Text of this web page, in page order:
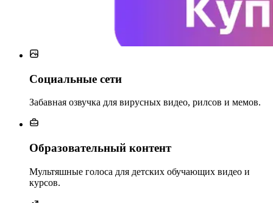
Социальные сети
Забавная озвучка для вирусных видео, рилсов и мемов.
Образовательный контент
Мультяшные голоса для детских обучающих видео и
курсов.